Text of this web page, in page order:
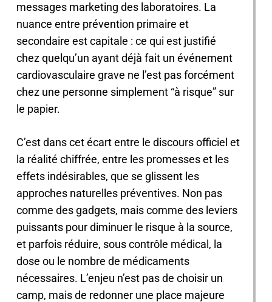
messages marketing des laboratoires. La
nuance entre prévention primaire et
secondaire est capitale : ce qui est justifié
chez quelqu’un ayant déjà fait un événement
cardiovasculaire grave ne l’est pas forcément
chez une personne simplement “à risque” sur
le papier.
C’est dans cet écart entre le discours officiel et
la réalité chiffrée, entre les promesses et les
effets indésirables, que se glissent les
approches naturelles préventives. Non pas
comme des gadgets, mais comme des leviers
puissants pour diminuer le risque à la source,
et parfois réduire, sous contrôle médical, la
dose ou le nombre de médicaments
nécessaires. L’enjeu n’est pas de choisir un
camp, mais de redonner une place majeure